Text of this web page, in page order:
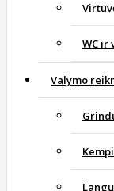
WC ir
Valymo